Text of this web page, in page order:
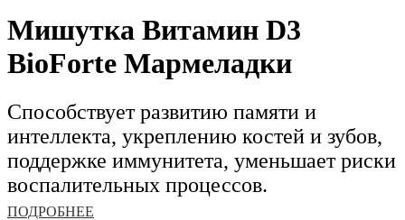
Мишутка Витамин D3
BioForte Мармеладки
Способствует развитию памяти и
интеллекта, укреплению костей и зубов,
поддержке иммунитета, уменьшает риски
воспалительных процессов.
ПОДРОБНЕЕ